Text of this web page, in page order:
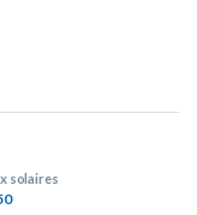
solaires